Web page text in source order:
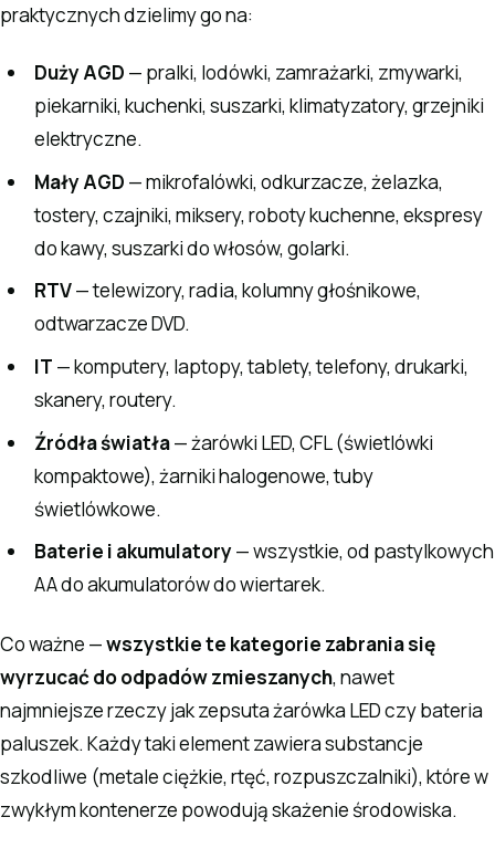
praktycznych dzielimy go na:
Duży AGD — pralki, lodówki, zamrażarki, zmywarki,
piekarniki, kuchenki, suszarki, klimatyzatory, grzejniki
elektryczne.
Mały AGD — mikrofalówki, odkurzacze, żelazka,
tostery, czajniki, miksery, roboty kuchenne, ekspresy
do kawy, suszarki do włosów, golarki.
RTV— telewizory, radia, kolumny głośnikowe,
odtwarzacze DVD.
IT — komputery, laptopy, tablety, telefony, drukarki,
skanery, routery.
Źródła światła— żarówki LED, CFL (świetlówki
kompaktowe), żarniki halogenowe, tuby
świetlówkowe.
Baterie i akumulatory— wszystkie, od pastylkowych
AA do akumulatorów do wiertarek.
Co ważne —wszystkie te kategorie zabrania się
wyrzucać do odpadów zmieszanych, nawet
najmniejsze rzeczy jak zepsuta żarówka LED czy bateria
paluszek. Każdy taki element zawiera substancje
szkodliwe (metale ciężkie, rtęć, rozpuszczalniki), które w
zwykłym kontenerze powodują skażenie środowiska.